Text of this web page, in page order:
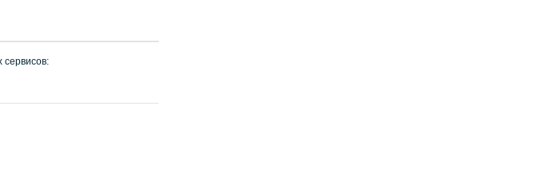
сервисов: